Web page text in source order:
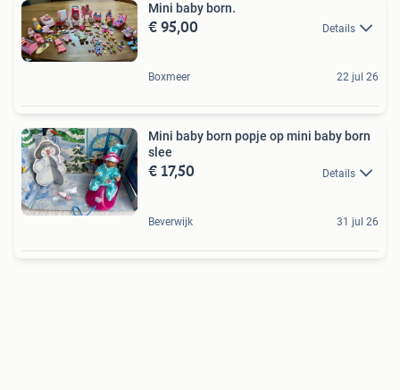
Mini baby born.
€ 95,00 Details
Boxmeer 22 jul 26
Mini baby born popje op mini baby born
slee
€ 17,50 Details
Beverwijk 31 jul 26